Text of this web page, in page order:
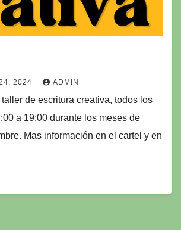
2024 ADMIN
de escritura creativa, todos los
a 19:00 durante los meses de
Mas información en el cartel y en